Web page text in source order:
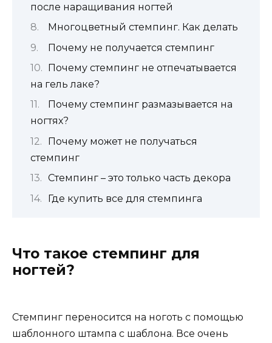
после наращивания ногтей
Многоцветный стемпинг. Как делать
Почему не получается стемпинг
Почему стемпинг не отпечатывается
на гель лаке?
Почему стемпинг размазывается на
ногтях?
Почему может не получаться
стемпинг
Стемпинг – это только часть декора
Где купить все для стемпинга
Что такое стемпинг для
ногтей?
Стемпинг переносится на ноготь с помощью
шаблонного штампа с шаблона. Все очень